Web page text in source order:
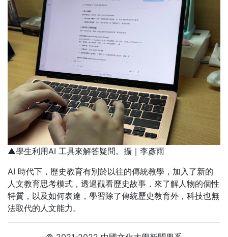
▲學生利用AI 工具來解答疑問。攝｜李彥雨
AI 時代下，歷史教育有別於以往的傳統教學，加入了新的
人文教育思考模式，透過觀看歷史故事，來了解人物的個性
特質，以及如何表達，學習除了傳統歷史教育外，科技也無
法取代的人文能力。